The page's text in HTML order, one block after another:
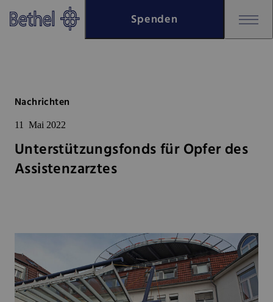
Zum Hauptinhalt springen
Zur Fußzeile springen
Spenden
Nachrichten
11 Mai 2022
Unterstützungsfonds für Opfer des
Assistenzarztes